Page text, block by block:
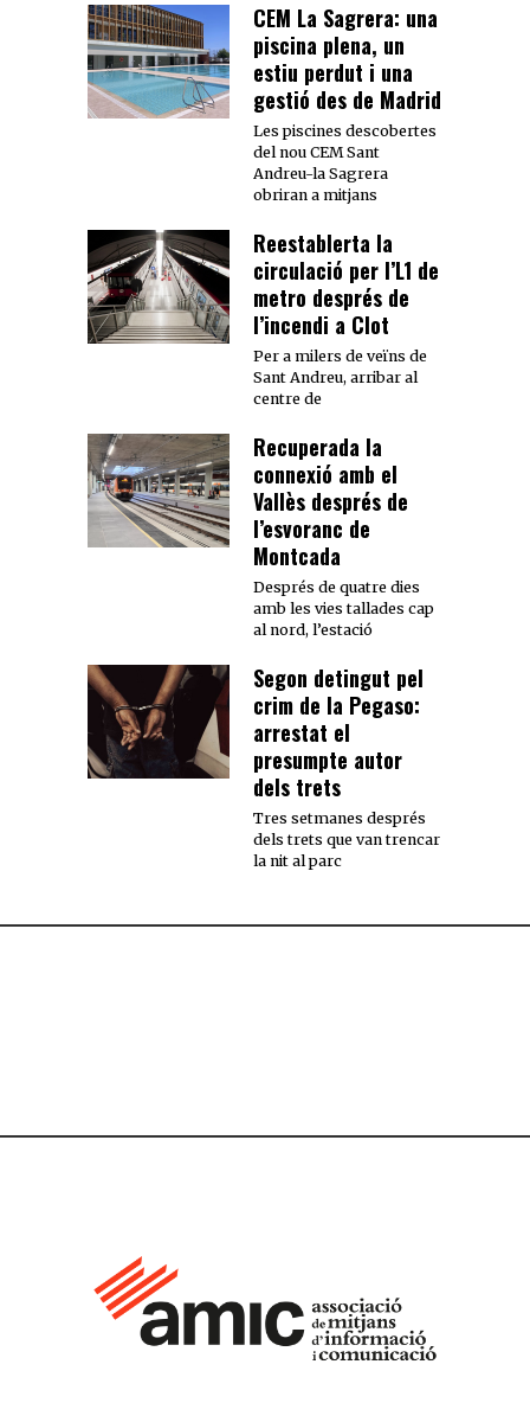
CEM La Sagrera: una
piscina plena, un
estiu perdut i una
gestió des de Madrid
Les piscines descobertes
del nou CEM Sant
Andreu-la Sagrera
obriran a mitjans
Reestablerta la
circulació per l’L1 de
metro després de
l’incendi a Clot
Per a milers de veïns de
Sant Andreu, arribar al
centre de
Recuperada la
connexió amb el
Vallès després de
l’esvoranc de
Montcada
Després de quatre dies
amb les vies tallades cap
al nord, l’estació
Segon detingut pel
crim de la Pegaso:
arrestat el
presumpte autor
dels trets
Tres setmanes després
dels trets que van trencar
la nit al parc